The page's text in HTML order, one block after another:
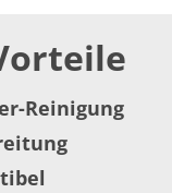
Reinigung